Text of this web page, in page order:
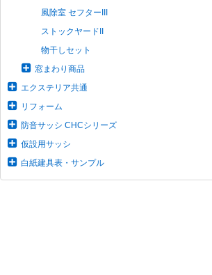
風除室 セフターIII
ストックヤードII
物干しセット
窓まわり商品
エクステリア共通
リフォーム
防音サッシ CHCシリーズ
仮設用サッシ
白紙建具表・サンプル